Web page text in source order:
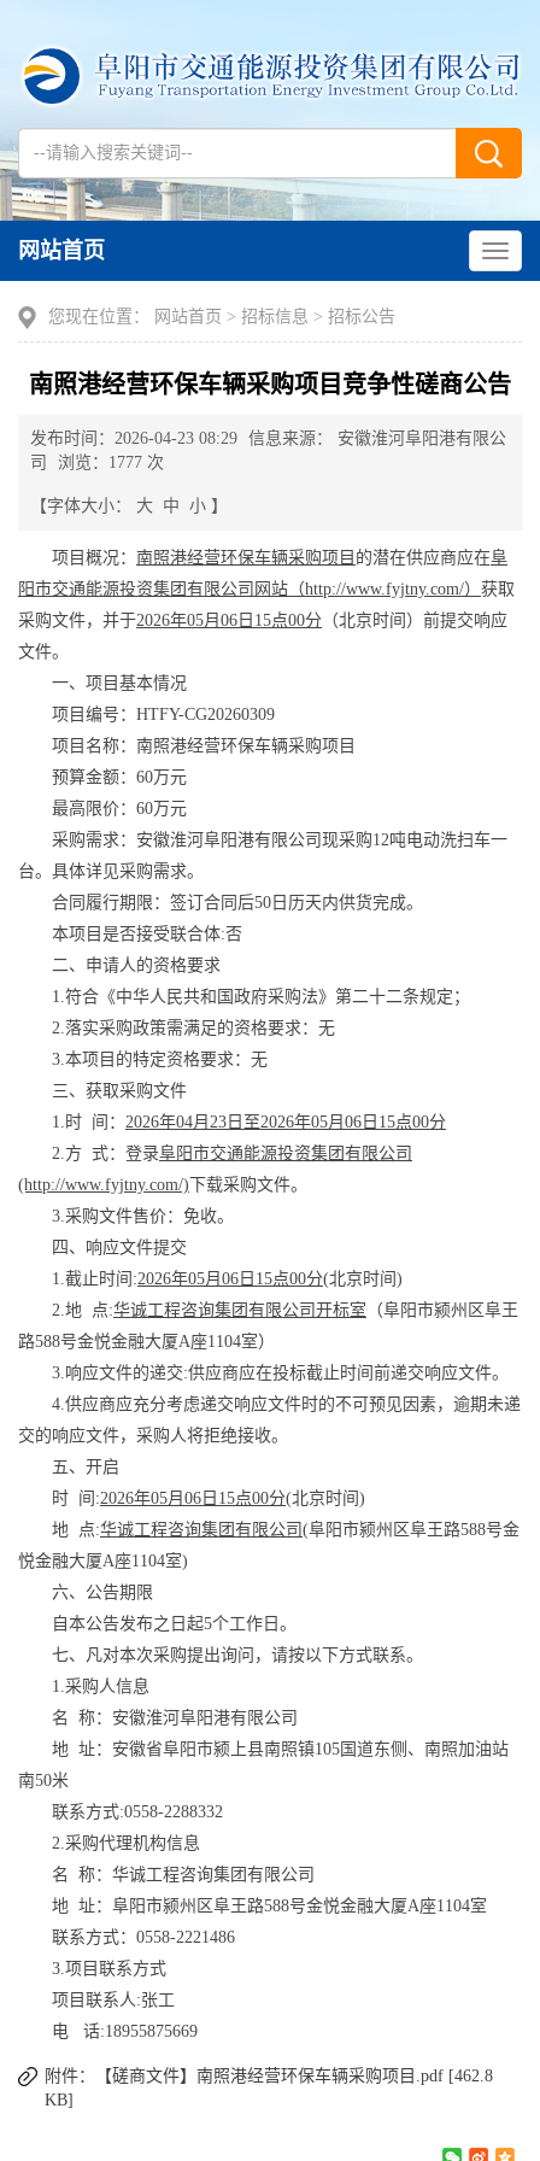
网站首页
您现在位置： 网站首页 > 招标信息 > 招标公告
南照港经营环保车辆采购项目竞争性磋商公告
发布时间：2026-04-23 08:29 信息来源： 安徽淮河阜阳港有限公
司
浏览：1777 次
【字体大小： 大 中 小 】
项目概况： 南照港经营环保车辆采购项目 的潜在供应商应在阜
阳市交通能源投资集团有限公司网站（http://www.fyjtny.com/） 获取
采购文件，并于2026年05月06日15点00分 （北京时间）前提交响应
文件。
一、项目基本情况
项目编号：HTFY-CG20260309
项目名称：南照港经营环保车辆采购项目
预算金额：60万元
最高限价：60万元
采购需求：安徽淮河阜阳港有限公司现采购12吨电动洗扫车一
台。具体详见采购需求。
合同履行期限：签订合同后50日历天内供货完成。
本项目是否接受联合体:否
二、申请人的资格要求
1.符合《中华人民共和国政府采购法》第二十二条规定；
2.落实采购政策需满足的资格要求：无
3.本项目的特定资格要求：无
三、获取采购文件
1.时 间： 2026年04月23日至2026年05月06日15点00分
2.方 式：登录阜阳市交通能源投资集团有限公司
(http://www.fyjtny.com/) 下载采购文件。
3.采购文件售价：免收。
四、响应文件提交
1.截止时间:2026年05月06日15点00分(北京时间)
2.地 点:华诚工程咨询集团有限公司开标室 （阜阳市颍州区阜王
路588号金悦金融大厦A座1104室）
3.响应文件的递交:供应商应在投标截止时间前递交响应文件。
4.供应商应充分考虑递交响应文件时的不可预见因素，逾期未递
交的响应文件，采购人将拒绝接收。
五、开启
时 间:2026年05月06日15点00分(北京时间)
地 点:华诚工程咨询集团有限公司 (阜阳市颍州区阜王路588号金
悦金融大厦A座1104室)
六、公告期限
自本公告发布之日起5个工作日。
七、凡对本次采购提出询问，请按以下方式联系。
1.采购人信息
名 称：安徽淮河阜阳港有限公司
地 址：安徽省阜阳市颍上县南照镇105国道东侧、南照加油站
南50米
联系方式:0558-2288332
2.采购代理机构信息
名 称：华诚工程咨询集团有限公司
地 址：阜阳市颍州区阜王路588号金悦金融大厦A座1104室
联系方式：0558-2221486
3.项目联系方式
项目联系人:张工
电 话:18955875669
附件：【磋商文件】南照港经营环保车辆采购项目.pdf [462.8
KB]